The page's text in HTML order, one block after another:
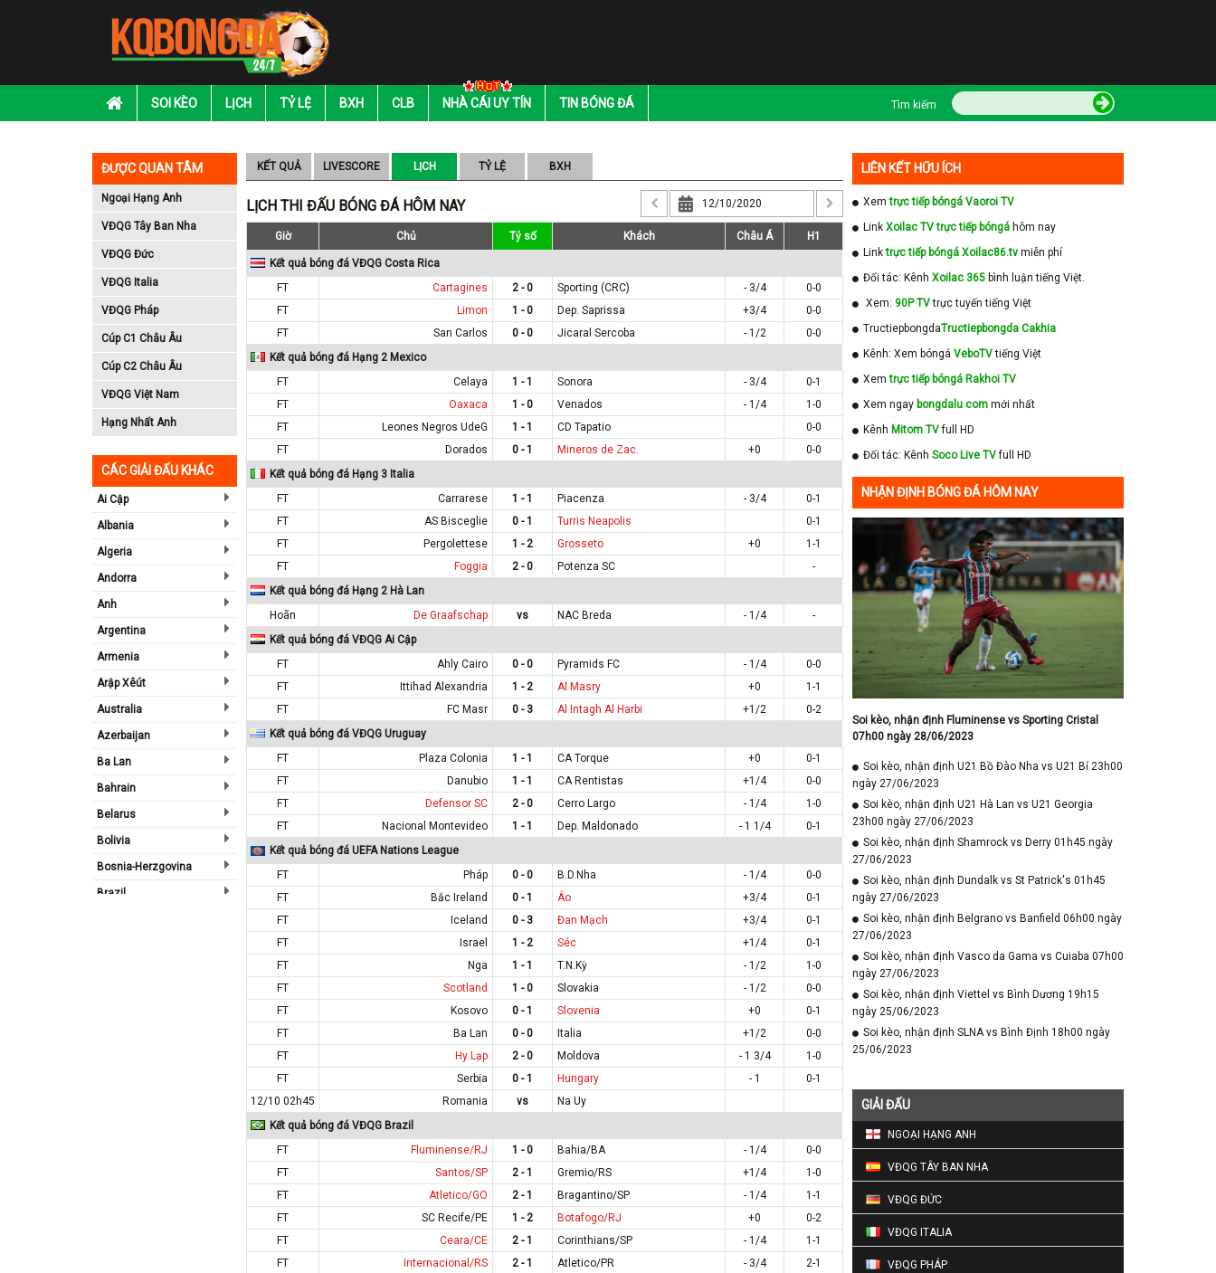
SOI KÈO LỊCH TỶ LỆ BXH CLB NHÀ CÁI UY TÍN TIN BÓNG ĐÁ Tìm kiếm
ĐƯỢC QUAN TÂM
Ngoại Hạng Anh
VĐQG Tây Ban Nha
VĐQG Đức
VĐQG Italia
VĐQG Pháp
Cúp C1 Châu Âu
Cúp C2 Châu Âu
VĐQG Việt Nam
Hạng Nhất Anh
CÁC GIẢI ĐẤU KHÁC
Ai Cập
Albania
Algeria
Andorra
Anh
Argentina
Armenia
Arập Xêút
Australia
Azerbaijan
Ba Lan
Bahrain
Belarus
Bolivia
Bosnia-Herzgovina
Brazil
KẾT QUẢ LIVESCORE LỊCH TỶ LỆ BXH
LỊCH THI ĐẤU BÓNG ĐÁ HÔM NAY
Giờ Chủ Tỷ số Khách Châu Á H1
Kết quả bóng đá VĐQG Costa Rica
FT
Cartagines 2 - 0 Sporting (CRC) - 3/4
0-0
FT
Limon 1 - 0 Dep. Saprissa +3/4
0-0
FT
San Carlos 0 - 0 Jicaral Sercoba - 1/2
0-0
Kết quả bóng đá Hạng 2 Mexico
FT
Celaya 1 - 1 Sonora - 3/4
0-1
FT
Oaxaca 1 - 0 Venados - 1/4
1-0
FT
Leones Negros UdeG 1 - 1 CD Tapatio
0-0
FT
Dorados 0 - 1 Mineros de Zac. +0
0-0
Kết quả bóng đá Hạng 3 Italia
FT
Carrarese 1 - 1 Piacenza - 3/4
0-1
FT
AS Bisceglie 0 - 1 Turris Neapolis
0-1
FT
Pergolettese 1 - 2 Grosseto +0
1-1
FT
Foggia 2 - 0 Potenza SC
-
Kết quả bóng đá Hạng 2 Hà Lan
Hoãn
De Graafschap vs NAC Breda - 1/4
-
Kết quả bóng đá VĐQG Ai Cập
FT
Ahly Cairo 0 - 0 Pyramids FC - 1/4
0-0
FT
Ittihad Alexandria 1 - 2 Al Masry +0
1-1
FT
FC Masr 0 - 3 Al Intagh Al Harbi +1/2
0-2
Kết quả bóng đá VĐQG Uruguay
FT
Plaza Colonia 1 - 1 CA Torque +0
0-1
FT
Danubio 1 - 1 CA Rentistas +1/4
0-0
FT
Defensor SC 2 - 0 Cerro Largo - 1/4
1-0
FT
Nacional Montevideo 1 - 1 Dep. Maldonado - 1 1/4
0-1
Kết quả bóng đá UEFA Nations League
FT
Pháp 0 - 0 B.D.Nha - 1/4
0-0
FT
Bắc Ireland 0 - 1 Áo +3/4
0-1
FT
Iceland 0 - 3 Đan Mạch +3/4
0-1
FT
Israel 1 - 2 Séc +1/4
0-1
FT
Nga 1 - 1 T.N.Kỳ - 1/2
1-0
FT
Scotland 1 - 0 Slovakia - 1/2
0-0
FT
Kosovo 0 - 1 Slovenia +0
0-1
FT
Ba Lan 0 - 0 Italia +1/2
0-0
FT
Hy Lạp 2 - 0 Moldova - 1 3/4
1-0
FT
Serbia 0 - 1 Hungary - 1
0-1
12/10 02h45
Romania vs
Na Uy
Kết quả bóng đá VĐQG Brazil
FT
Fluminense/RJ 1 - 0 Bahia/BA - 1/4
0-0
FT
Santos/SP 2 - 1 Gremio/RS +1/4
1-0
FT
Atletico/GO 2 - 1 Bragantino/SP - 1/4
1-1
FT
SC Recife/PE 1 - 2 Botafogo/RJ +0
0-2
FT
Ceara/CE 2 - 1 Corinthians/SP - 1/4
1-1
FT
Internacional/RS 2 - 1 Atletico/PR - 3/4
2-1
LIÊN KẾT HỮU ÍCH
Xemtrực tiếp bóngá Vaoroi TV
Link Xoilac TV trực tiếp bóngá hôm nay
Linktrực tiếp bóngá Xoilac86.tv miễn phí
Đối tác: Kênh Xoilac 365 bình luận tiếng Việt.
Xem: 90P TVtrực tuyến tiếng Việt
TructiepbongdaTructiepbongda Cakhia
Kênh: Xem bóngá VeboTVtiếng Việt
Xemtrực tiếp bóngá Rakhoi TV
Xem ngay bongdalu com mới nhất
Kênh Mitom TVfull HD
Đối tác: Kênh Soco Live TVfull HD
NHẬN ĐỊNH BÓNG ĐÁ HÔM NAY
Soi kèo, nhận định Fluminense vs Sporting Cristal
07h00 ngày 28/06/2023
Soi kèo, nhận định U21 Bồ Đào Nha vs U21 Bỉ 23h00
ngày 27/06/2023
Soi kèo, nhận định U21 Hà Lan vs U21 Georgia
23h00 ngày 27/06/2023
Soi kèo, nhận định Shamrock vs Derry 01h45 ngày
27/06/2023
Soi kèo, nhận định Dundalk vs St Patrick's 01h45
ngày 27/06/2023
Soi kèo, nhận định Belgrano vs Banfield 06h00 ngày
27/06/2023
Soi kèo, nhận định Vasco da Gama vs Cuiaba 07h00
ngày 27/06/2023
Soi kèo, nhận định Viettel vs Bình Dương 19h15
ngày 25/06/2023
Soi kèo, nhận định SLNA vs Bình Định 18h00 ngày
25/06/2023
GIẢI ĐẤU
NGOẠI HẠNG ANH
VĐQG TÂY BAN NHA
VĐQG ĐỨC
VĐQG ITALIA
VĐQG PHÁP